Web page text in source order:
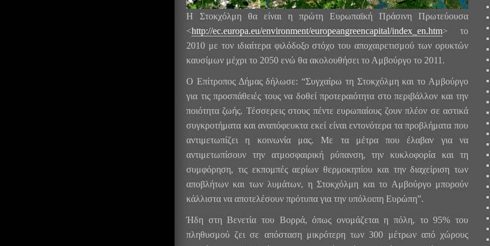
Η Στοκχόλμη θα είναι η πρώτη Ευρωπαϊκή Πράσινη Πρωτεύουσα
<http://ec.europa.eu/environment/europeangreencapital/index_en.htm> το
2010 με τον ιδιαίτερα φιλόδοξο στόχο του αποχαιρετισμού των ορυκτών
καυσίμων μέχρι το 2050 ενώ θα ακολουθήσει το Αμβούργο το 2011.
Ο Επίτροπος Δήμας δήλωσε: “Συγχαίρω τη Στοκχόλμη και το Αμβούργο
για τις προσπάθειές τους να δοθεί προτεραιότητα στο περιβάλλον και την
ποιότητα ζωής. Τέσσερεις στους πέντε ευρωπαίους ζουν πλέον σε αστικά
συγκροτήματα και αναπόφευκτα εκεί είναι εντονότερα τα προβλήματα που
αντιμετωπίζει η κοινωνία μας. Με τα μέτρα που έλαβαν για να
αντιμετωπίσουν την ατμοσφαιρική ρύπανση, την κυκλοφορία και τη
συμφόρηση, τις εκπομπές αερίων θερμοκηπίου και την διαχείριση των
αποβλήτων και των λυμάτων, η Στοκχόλμη και το Αμβούργο μπορούν
κάλλιστα να αποτελέσουν πρότυπα για την υπόλοιπη Ευρώπη”.
Ήδη στη Βενετία του Βορρά, όπως ονομάζεται η πόλη, το 95% του
πληθυσμού ζει σε απόσταση μικρότερη των 300 μέτρων από χώρους